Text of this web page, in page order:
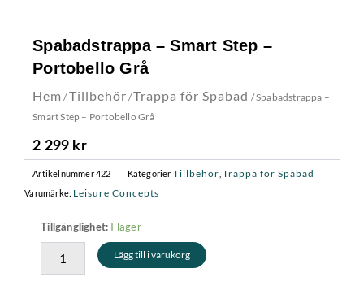
Spabadstrappa – Smart Step –
Portobello Grå
Hem /Tillbehör /Trappa för Spabad / Spabadstrappa –
Smart Step – Portobello Grå
2 299 kr
Artikelnummer422 Kategorier Tillbehör ,Trappa för Spabad
Varumärke: Leisure Concepts
Tillgänglighet: I lager
Spabadstrappa
-
Smart
Step
Lägg till i varukorg